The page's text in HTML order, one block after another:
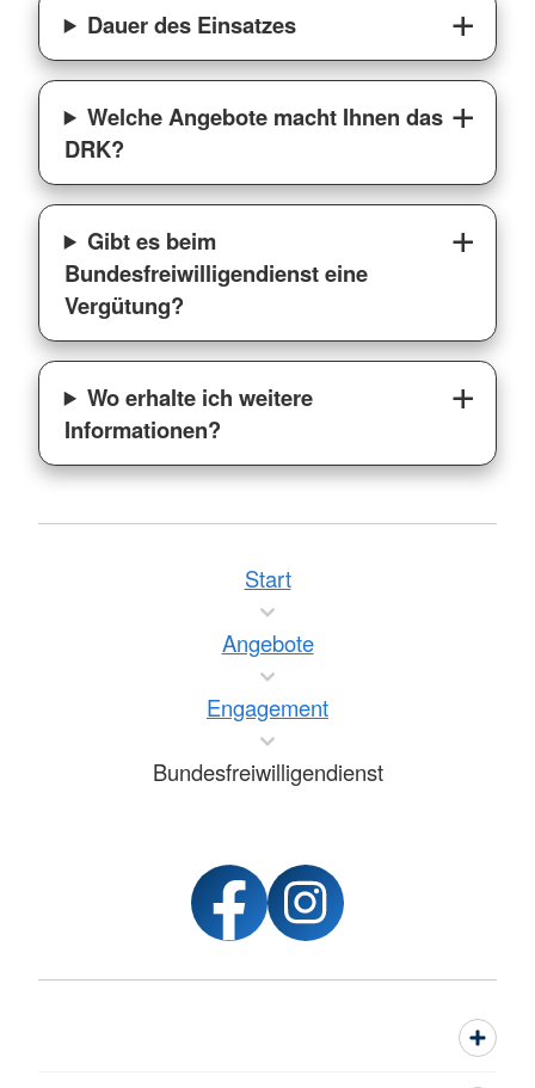
Dauer des Einsatzes
Welche Angebote macht Ihnen das
DRK?
Gibt es beim
Bundesfreiwilligendienst eine
Vergütung?
Wo erhalte ich weitere
Informationen?
Start
Angebote
Engagement
Bundesfreiwilligendienst